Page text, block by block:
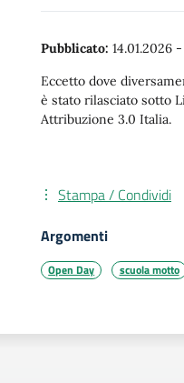
Pubblicato: 14.01.2026 -
Eccetto dove
è stato rilasciato sotto
Attribuzione 3.0 Italia.
Stampa / Condividi
Argomenti
Open Day scuola motto